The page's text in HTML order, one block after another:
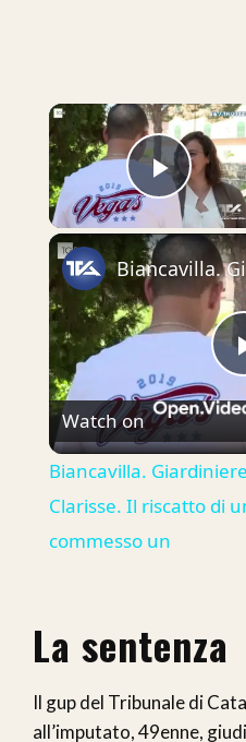
Play
Watch on
Biancavilla.
Clarisse. Il riscatto di
commesso un
La sentenza
Il gup del Tribunale di
all’imputato, 49enne,